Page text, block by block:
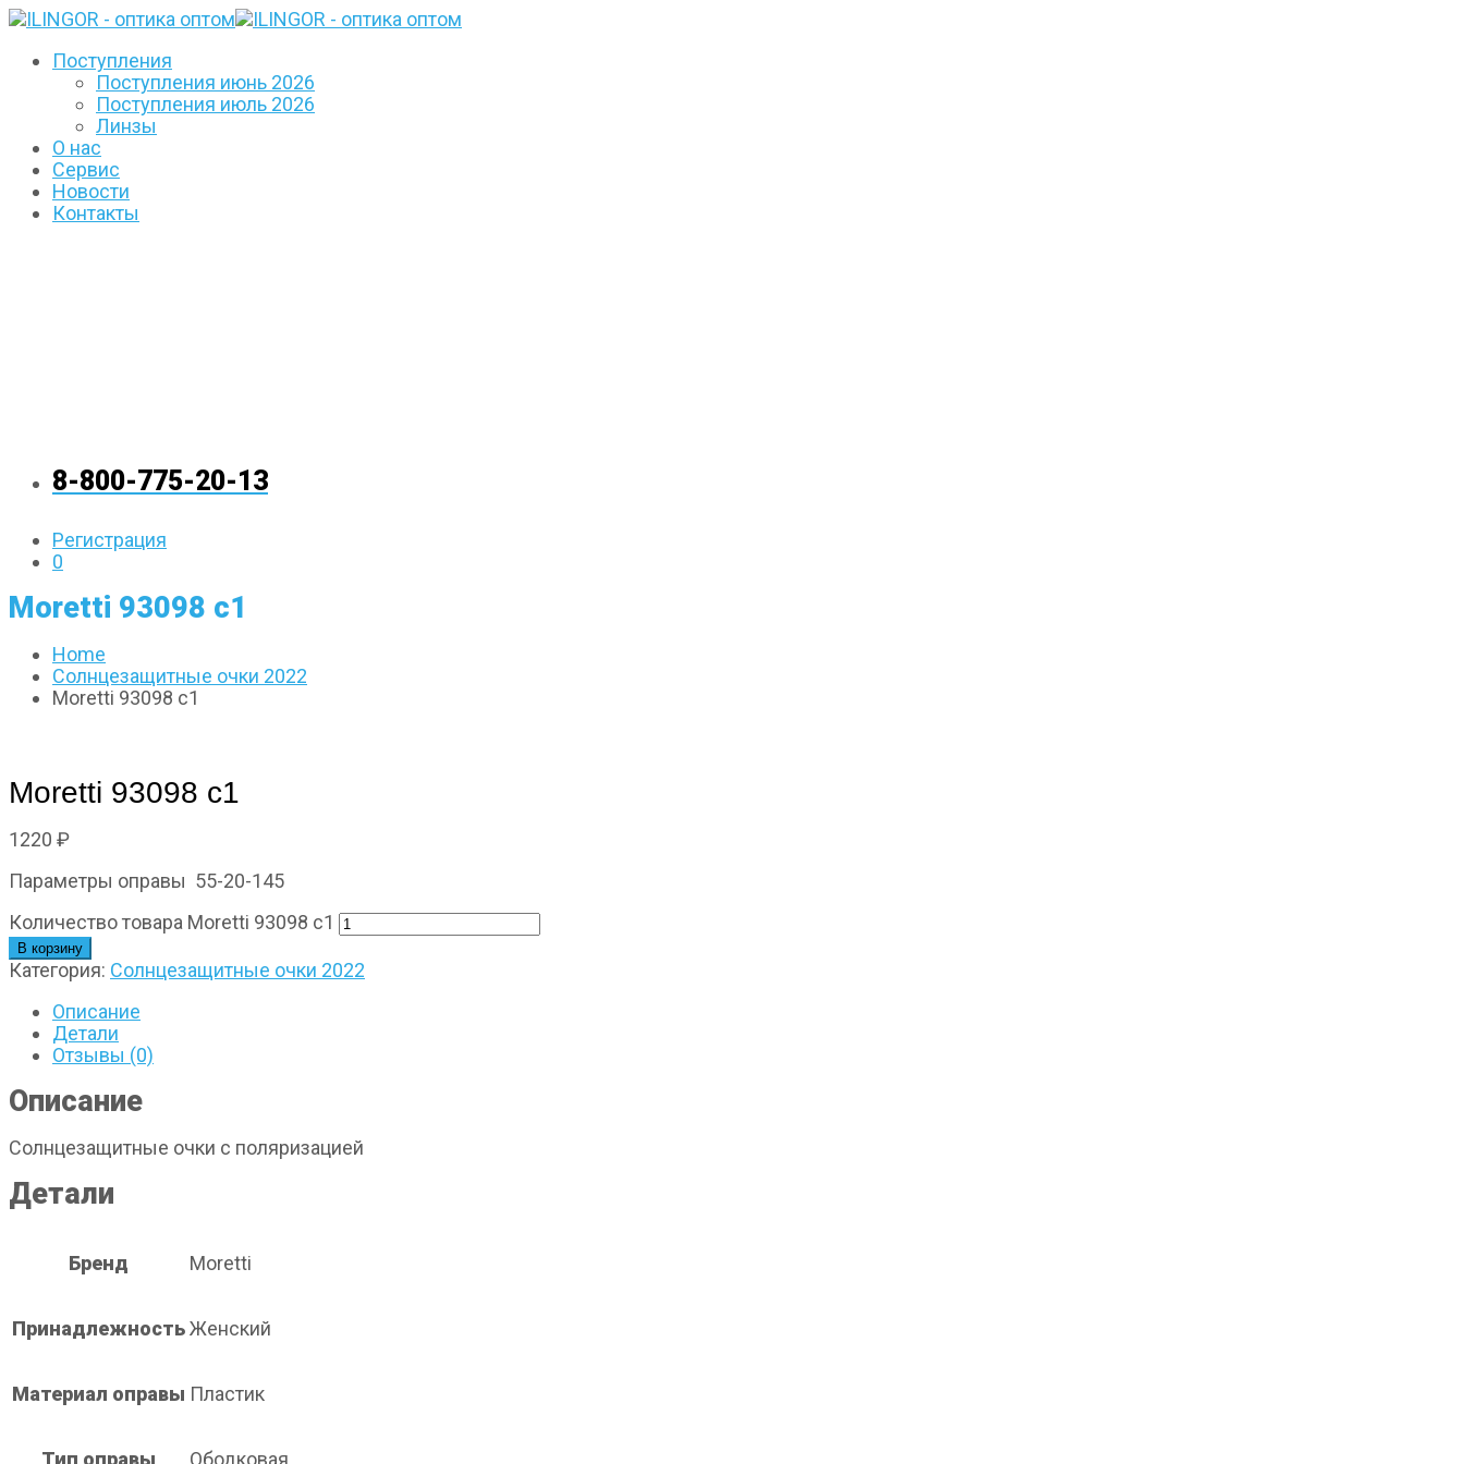
Поступления
Поступления июнь 2026
Поступления июль 2026
Линзы
О нас
Сервис
Новости
Контакты
8-800-775-20-13
Регистрация
0
Moretti 93098 с1
Home
Солнцезащитные очки 2022
Moretti 93098 с1
Moretti 93098 с1
1220 ₽
Параметры оправы 55-20-145
Количество товара Moretti 93098 с1
В корзину
Категория: Солнцезащитные очки 2022
Описание
Детали
Отзывы (0)
Описание
Cолнцезащитные очки с поляризацией
Детали
Бренд Moretti
ПринадлежностьЖенский
Материал оправы Пластик
Тип оправы Ободковая